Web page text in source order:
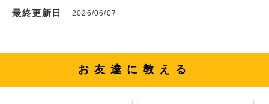
最終更新日 2026/06/07
お友達に教える